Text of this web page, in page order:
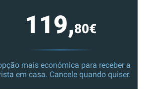
119,80€
mais económica para receber a
em casa. Cancele quando quiser.